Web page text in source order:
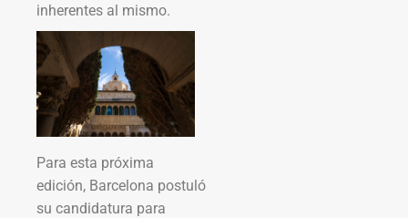
inherentes al mismo.
Para esta próxima
edición, Barcelona postuló
su candidatura para